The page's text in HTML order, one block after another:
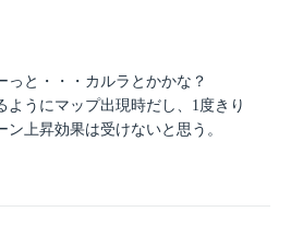
っと・・・カルラとかかな？
ようにマップ出現時だし、1度きり
上昇効果は受けないと思う。